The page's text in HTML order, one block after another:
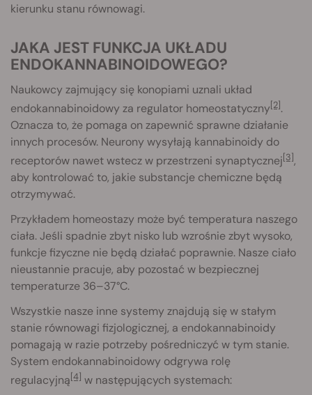
kierunku stanu równowagi.
JAKA JEST FUNKCJA UKŁADU
ENDOKANNABINOIDOWEGO?
Naukowcy zajmujący się konopiami uznali układ
endokannabinoidowy za regulator homeostatyczny[2].
Oznacza to, że pomaga on zapewnić sprawne działanie
innych procesów. Neurony wysyłają kannabinoidy do
receptorów nawet wstecz w przestrzeni synaptycznej[3],
aby kontrolować to, jakie substancje chemiczne będą
otrzymywać.
Przykładem homeostazy może być temperatura naszego
ciała. Jeśli spadnie zbyt nisko lub wzrośnie zbyt wysoko,
funkcje fizyczne nie będą działać poprawnie. Nasze ciało
nieustannie pracuje, aby pozostać w bezpiecznej
temperaturze 36–37°C.
Wszystkie nasze inne systemy znajdują się w stałym
stanie równowagi fizjologicznej, a endokannabinoidy
pomagają w razie potrzeby pośredniczyć w tym stanie.
System endokannabinoidowy odgrywa rolę
regulacyjną[4] w następujących systemach: